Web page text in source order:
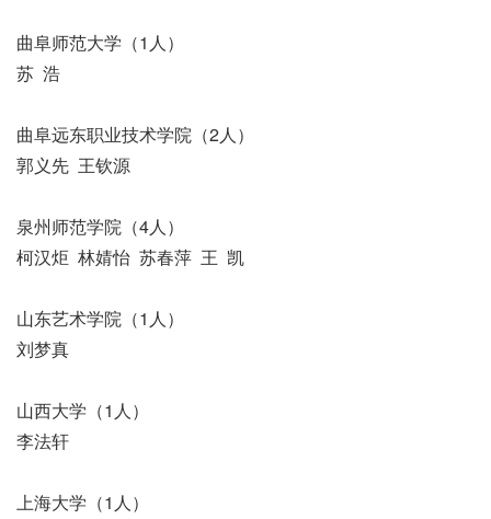
曲阜师范大学（1人）
苏 浩
曲阜远东职业技术学院（2人）
郭义先 王钦源
泉州师范学院（4人）
柯汉炬 林婧怡 苏春萍 王 凯
山东艺术学院（1人）
刘梦真
山西大学（1人）
李法轩
上海大学（1人）